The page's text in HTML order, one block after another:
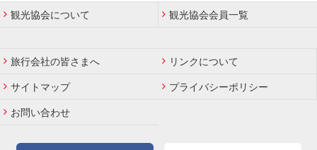
観光協会について 観光協会会員一覧
旅行会社の皆さまへ
リンクについて
サイトマップ
プライバシーポリシー
お問い合わせ